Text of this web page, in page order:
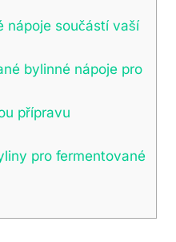
nápoje součástí vaší
bylinné nápoje pro
přípravu
pro fermentované